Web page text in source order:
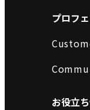
プロフ
お役立